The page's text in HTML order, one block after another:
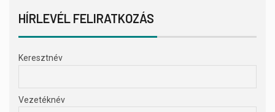
HÍRLEVÉL FELIRATKOZÁS
Keresztnév
Vezetéknév